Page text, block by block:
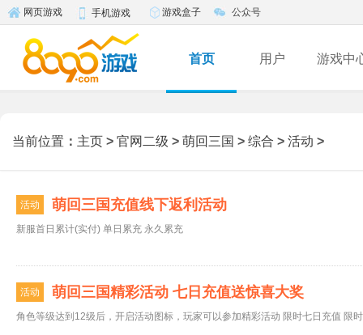
网页游戏 手机游戏 游戏盒子 公众号
首页 用户 游戏中
当前位置 ： 主页 > 官网二级 > 萌回三国 > 综合 > 活动 >
活动 萌回三国充值线下返利活动
新服首日累计(实付) 单日累充 永久累充
活动 萌回三国精彩活动 七日充值送惊喜大奖
角色等级达到12级后，开启活动图标，玩家可以参加精彩活动 限时七日充值 限